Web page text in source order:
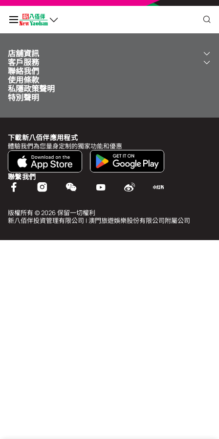
我的二維碼
積分餘額
於undefined前需再多消費MOP undefined，即可升級為
查看積分歷史和狀態
我的帳戶
個人資料與安全
會籍禮遇
下載新八佰伴應用程式
體驗我們為您量身定制的獨家功能和優惠
聯繫我們
店舖資訊
關於我們
新八佰伴
NY8 新八佰伴
兒童世界
新八佰伴特賣店
客戶服務
工銀新八佰伴 VISA 卡
免費送貨服務
泊車
其他服務
聯絡我們
使用條款
私隱政策聲明
特別聲明
版權所有 © 2026 保留一切權利
新八佰伴投資管理有限公司 | 澳門旅遊娛樂股份有限公司附屬公司